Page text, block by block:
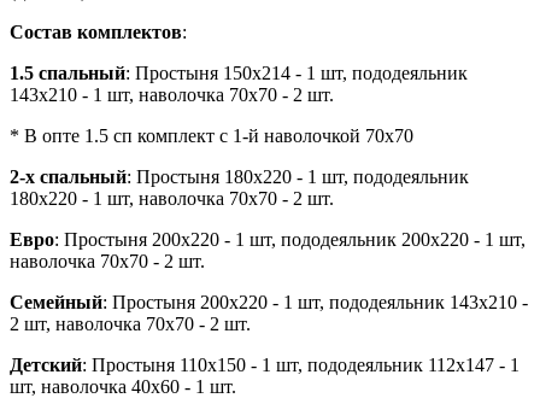
Состав комплектов:
1.5 спальный: Простыня 150х214 - 1 шт, пододеяльник
143х210 - 1 шт, наволочка 70х70 - 2 шт.
* В опте 1.5 сп комплект с 1-й наволочкой 70х70
2-х спальный: Простыня 180х220 - 1 шт, пододеяльник
180х220 - 1 шт, наволочка 70х70 - 2 шт.
Евро: Простыня 200х220 - 1 шт, пододеяльник 200х220 - 1 шт,
наволочка 70х70 - 2 шт.
Семейный: Простыня 200х220 - 1 шт, пододеяльник 143х210 -
2 шт, наволочка 70х70 - 2 шт.
Детский: Простыня 110х150 - 1 шт, пододеяльник 112х147 - 1
шт, наволочка 40х60 - 1 шт.